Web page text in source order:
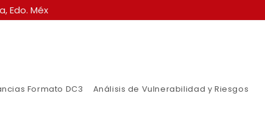
Edo. Méx
Formato DC3 Análisis de Vulnerabilidad y Riesgos